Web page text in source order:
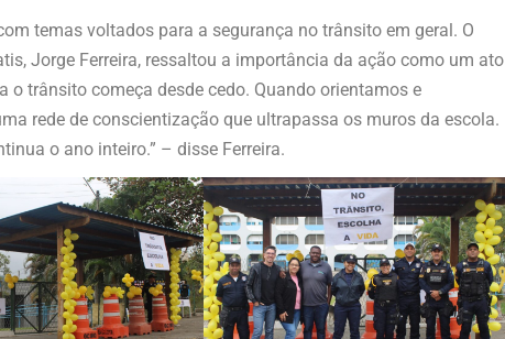
temas voltados para a segurança no trânsito em geral. O
Jorge Ferreira, ressaltou a importância da ação como um ato
o trânsito começa desde cedo. Quando orientamos e
rede de conscientização que ultrapassa os muros da escola.
o ano inteiro.” – disse Ferreira.